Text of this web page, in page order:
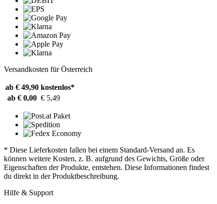
Versandkosten für Österreich
ab € 49,90 kostenlos*
ab € 0,00 € 5,49
* Diese Lieferkosten fallen bei einem Standard-Versand an. Es
können weitere Kosten, z. B. aufgrund des Gewichts, Größe oder
Eigenschaften der Produkte, entstehen. Diese Informationen findest
du direkt in der Produktbeschreibung.
Hilfe & Support